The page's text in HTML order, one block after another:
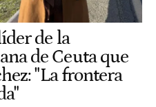
de la
de Ceuta que
"La frontera